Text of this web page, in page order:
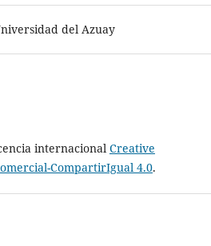
del Azuay
internacional Creative
CompartirIgual 4.0.